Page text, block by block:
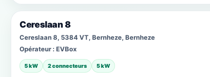
Cereslaan 8
Cereslaan 8, 5384 VT, Bernheze, Bernheze
Opérateur : EVBox
5 kW 2 connecteurs 5 kW